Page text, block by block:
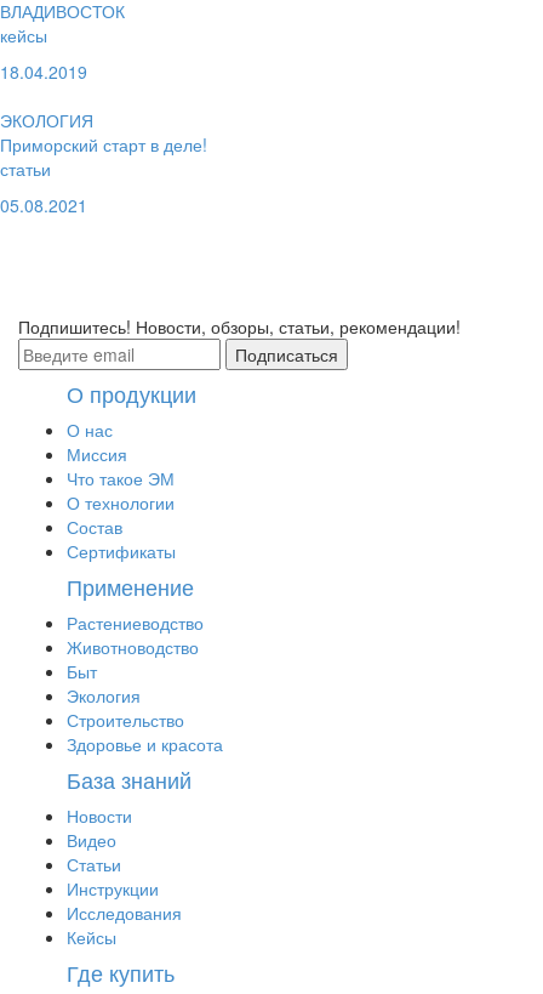
ВЛАДИВОСТОК
кейсы
18.04.2019
ЭКОЛОГИЯ
Приморский старт в деле!
статьи
05.08.2021
Подпишитесь! Новости, обзоры, статьи, рекомендации!
Подписаться
О продукции
О нас
Миссия
Что такое ЭМ
О технологии
Состав
Сертификаты
Применение
Растениеводство
Животноводство
Быт
Экология
Строительство
Здоровье и красота
База знаний
Новости
Видео
Статьи
Инструкции
Исследования
Кейсы
Где купить